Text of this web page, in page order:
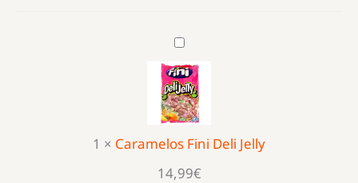
Caramelos
Fini
Deli
Jelly
1 × Caramelos Fini Deli Jelly
14,99€